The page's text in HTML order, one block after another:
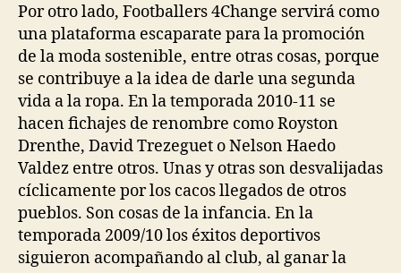
Por otro lado, Footballers 4Change servirá como
una plataforma escaparate para la promoción
de la moda sostenible, entre otras cosas, porque
se contribuye a la idea de darle una segunda
vida a la ropa. En la temporada 2010-11 se
hacen fichajes de renombre como Royston
Drenthe, David Trezeguet o Nelson Haedo
Valdez entre otros. Unas y otras son desvalijadas
cíclicamente por los cacos llegados de otros
pueblos. Son cosas de la infancia. En la
temporada 2009/10 los éxitos deportivos
siguieron acompañando al club, al ganar la